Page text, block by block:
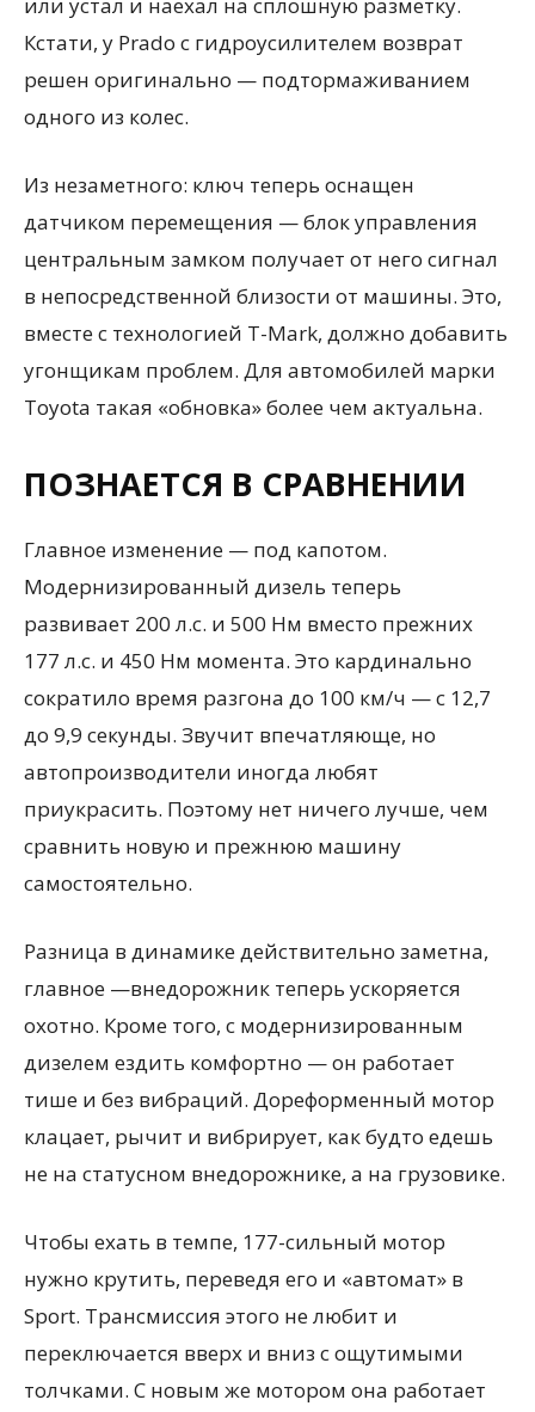
Кстати, у Prado с гидроусилителем возврат
решен оригинально — подтормаживанием
одного из колес.
Из незаметного: ключ теперь оснащен
датчиком перемещения — блок управления
центральным замком получает от него сигнал
в непосредственной близости от машины. Это,
вместе с технологией T-Mark, должно добавить
угонщикам проблем. Для автомобилей марки
Toyota такая «обновка» более чем актуальна.
ПОЗНАЕТСЯ В СРАВНЕНИИ
Главное изменение — под капотом.
Модернизированный дизель теперь
развивает 200 л.с. и 500 Нм вместо прежних
177 л.с. и 450 Нм момента. Это кардинально
сократило время разгона до 100 км/ч — с 12,7
до 9,9 секунды. Звучит впечатляюще, но
автопроизводители иногда любят
приукрасить. Поэтому нет ничего лучше, чем
сравнить новую и прежнюю машину
самостоятельно.
Разница в динамике действительно заметна,
главное —внедорожник теперь ускоряется
охотно. Кроме того, с модернизированным
дизелем ездить комфортно — он работает
тише и без вибраций. Дореформенный мотор
клацает, рычит и вибрирует, как будто едешь
не на статусном внедорожнике, а на грузовике.
Чтобы ехать в темпе, 177-сильный мотор
нужно крутить, переведя его и «автомат» в
Sport. Трансмиссия этого не любит и
переключается вверх и вниз с ощутимыми
толчками. С новым же мотором она работает